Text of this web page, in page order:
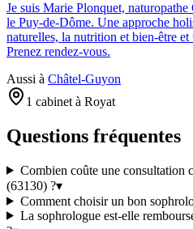
Je suis Marie Plonquet,
le Puy-de-Dôme. Une approche
naturelles, la nutrition et bien-être
Prenez rendez-vous.
Aussi à Châtel-Guyon
1 cabinet à Royat
Questions fréquentes
Combien coûte une consultation
(63130) ?▾
Comment choisir un bon
La sophrologue est-elle